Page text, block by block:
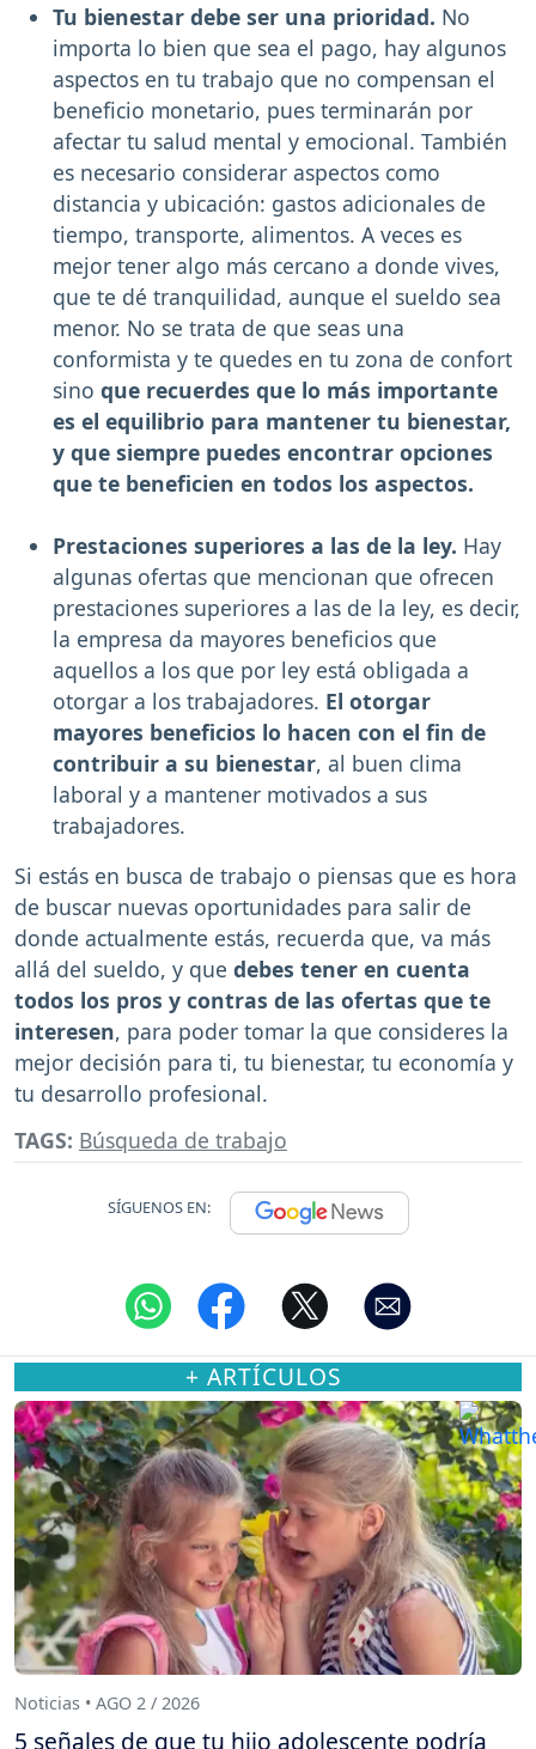
Tu bienestar debe ser una prioridad. No
importa lo bien que sea el pago, hay algunos
aspectos en tu trabajo que no compensan el
beneficio monetario, pues terminarán por
afectar tu salud mental y emocional. También
es necesario considerar aspectos como
distancia y ubicación: gastos adicionales de
tiempo, transporte, alimentos. A veces es
mejor tener algo más cercano a donde vives,
que te dé tranquilidad, aunque el sueldo sea
menor. No se trata de que seas una
conformista y te quedes en tu zona de confort
sino que recuerdes que lo más importante
es el equilibrio para mantener tu bienestar,
y que siempre puedes encontrar opciones
que te beneficien en todos los aspectos.
Prestaciones superiores a las de la ley. Hay
algunas ofertas que mencionan que ofrecen
prestaciones superiores a las de la ley, es decir,
la empresa da mayores beneficios que
aquellos a los que por ley está obligada a
otorgar a los trabajadores. El otorgar
mayores beneficios lo hacen con el fin de
contribuir a su bienestar, al buen clima
laboral y a mantener motivados a sus
trabajadores.
Si estás en busca de trabajo o piensas que es hora
de buscar nuevas oportunidades para salir de
donde actualmente estás, recuerda que, va más
allá del sueldo, y que debes tener en cuenta
todos los pros y contras de las ofertas que te
interesen, para poder tomar la que consideres la
mejor decisión para ti, tu bienestar, tu economía y
tu desarrollo profesional.
TAGS: Búsqueda de trabajo
SÍGUENOS EN:
+ ARTÍCULOS
Noticias • AGO 2 / 2026
5 señales de que tu hijo adolescente podría